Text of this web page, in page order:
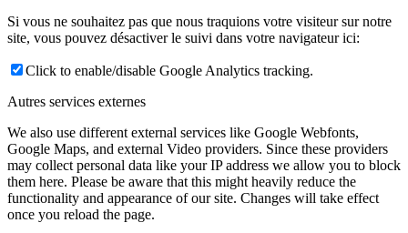
Si vous ne souhaitez pas que nous traquions votre visiteur sur notre
site, vous pouvez désactiver le suivi dans votre navigateur ici:
Click to enable/disable Google Analytics tracking.
Autres services externes
We also use different external services like Google Webfonts,
Google Maps, and external Video providers. Since these providers
may collect personal data like your IP address we allow you to block
them here. Please be aware that this might heavily reduce the
functionality and appearance of our site. Changes will take effect
once you reload the page.